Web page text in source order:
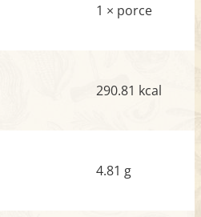
1 × porce
290.81 kcal
4.81 g